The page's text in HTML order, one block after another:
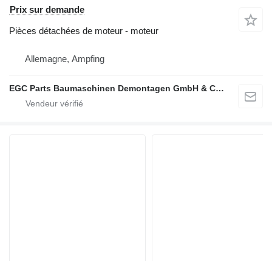
Prix sur demande
Pièces détachées de moteur - moteur
Allemagne, Ampfing
EGC Parts Baumaschinen Demontagen GmbH & Co. KG